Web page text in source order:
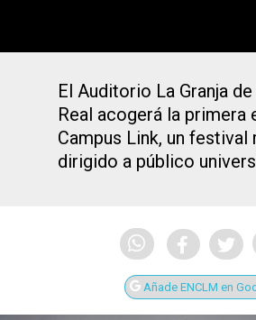
El Auditorio La Granja de
Real acogerá la primera
Campus Link, un festival
dirigido a público
Añade ENCLM en